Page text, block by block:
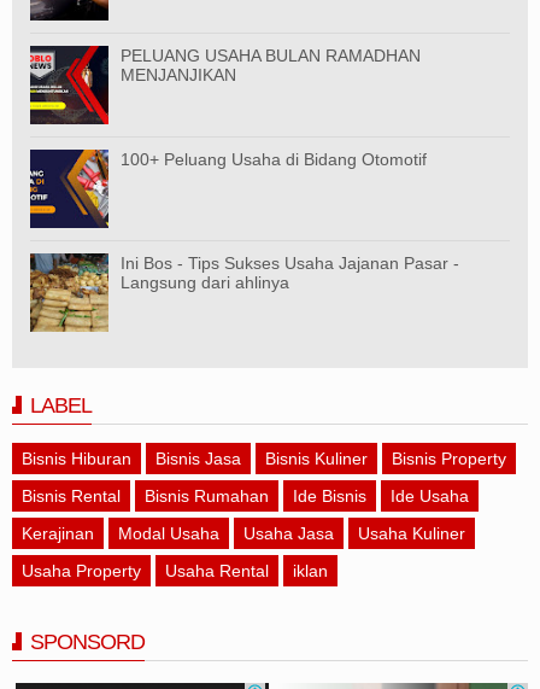
PELUANG USAHA BULAN RAMADHAN
MENJANJIKAN
100+ Peluang Usaha di Bidang Otomotif
Ini Bos - Tips Sukses Usaha Jajanan Pasar -
Langsung dari ahlinya
LABEL
Bisnis Hiburan Bisnis Jasa Bisnis Kuliner
Bisnis Property
Bisnis Rental
Bisnis Rumahan Ide Bisnis
Ide Usaha
Kerajinan
Modal Usaha Usaha Jasa
Usaha Kuliner
Usaha Property
Usaha Rental iklan
SPONSORD